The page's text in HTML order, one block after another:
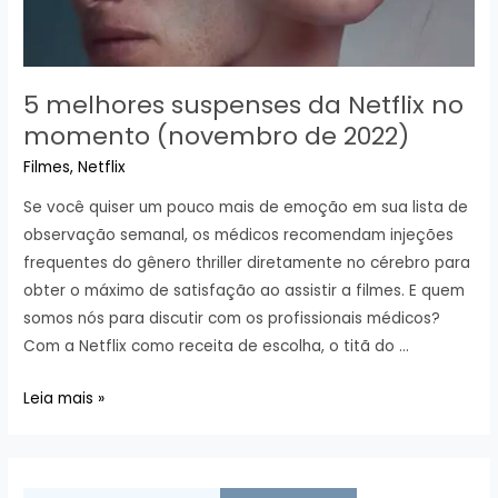
5 melhores suspenses da Netflix no
momento (novembro de 2022)
Filmes,Netflix
Se você quiser um pouco mais de emoção em sua lista de
observação semanal, os médicos recomendam injeções
frequentes do gênero thriller diretamente no cérebro para
obter o máximo de satisfação ao assistir a filmes. E quem
somos nós para discutir com os profissionais médicos?
Com a Netflix como receita de escolha, o titã do …
5
Leia mais »